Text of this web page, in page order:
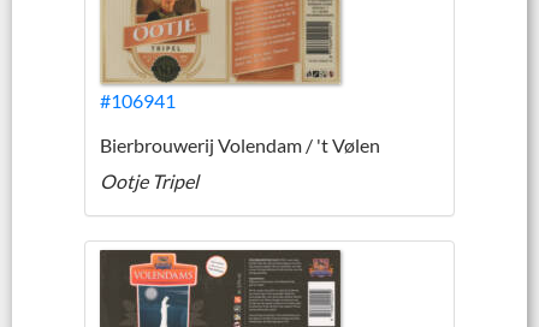
#106941
Bierbrouwerij Volendam / 't Vølen
Ootje Tripel